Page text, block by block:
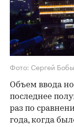
Фото: Сергей
Объем ввода
последнее
раз по
года, когда